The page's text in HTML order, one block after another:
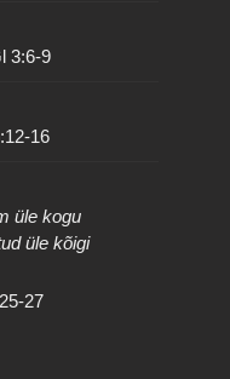
3:6-9
16
üle kogu
üle kõigi
27